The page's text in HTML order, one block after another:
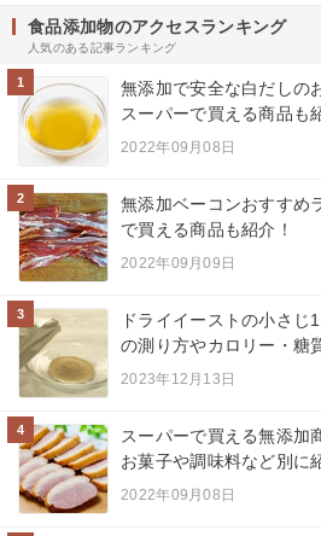
食品添加物のアクセスランキング
人気のある記事ランキング
1
無添加で安全な白だしの
スーパーで買える商品も
2022年09月08日
2
無添加ベーコンおすすめ
で買える商品も紹介！
2022年09月09日
3
ドライイーストの小さ
の測り方やカロリー・糖
2023年12月13日
4
スーパーで買える無添加
お菓子や調味料など別に
2022年09月08日